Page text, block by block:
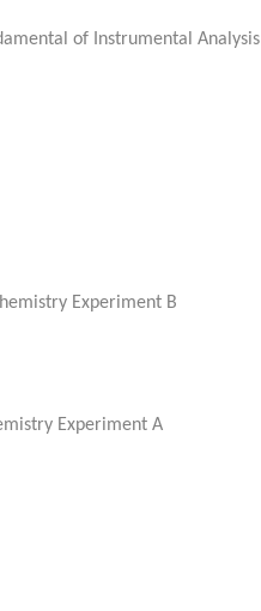
of Instrumental Analysis
Experiment B
Experiment A